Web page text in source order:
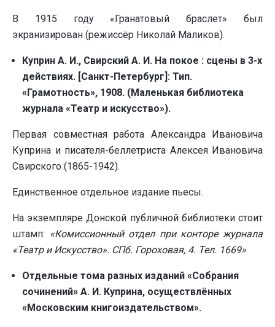
В 1915 году «Гранатовый браслет» был
экранизирован (режиссёр Николай Маликов).
Куприн А. И., Свирский А. И. На покое : сцены в 3-х
действиях. [Санкт-Петербург]: Тип.
«Грамотность», 1908. (Маленькая библиотека
журнала «Театр и искусство»).
Первая совместная работа Александра Ивановича
Куприна и писателя-беллетриста Алексея Ивановича
Свирского (1865-1942).
Единственное отдельное издание пьесы.
На экземпляре Донской публичной библиотеки стоит
штамп: «Комиссионный отдел при конторе журнала
«Театр и Искусство». СПб. Гороховая, 4. Тел. 1669».
Отдельные тома разных изданий «Собрания
сочинений» А. И. Куприна, осуществлённых
«Московским книгоиздательством».